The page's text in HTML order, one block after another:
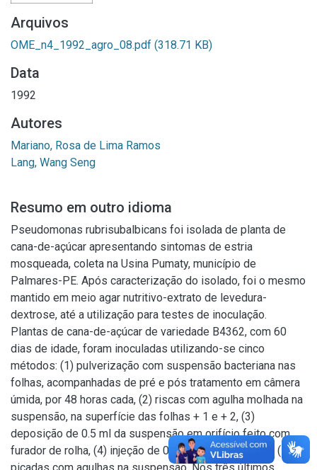
Arquivos
OME_n4_1992_agro_08.pdf (318.71 KB)
Data
1992
Autores
Mariano, Rosa de Lima Ramos
Lang, Wang Seng
Resumo em outro idioma
Pseudomonas rubrisubalbicans foi isolada de planta de
cana-de-açúcar apresentando sintomas de estria
mosqueada, coleta na Usina Pumaty, município de
Palmares-PE. Após caracterização do isolado, foi o mesmo
mantido em meio agar nutritivo-extrato de levedura-
dextrose, até a utilização para testes de inoculação.
Plantas de cana-de-açúcar de variedade B4362, com 60
dias de idade, foram inoculadas utilizando-se cinco
métodos: (1) pulverização com suspensão bacteriana nas
folhas, acompanhadas de pré e pós tratamento em câmera
úmida, por 48 horas cada, (2) riscas com agulha molhada na
suspensão, na superfície das folhas + 1 e + 2, (3)
deposição de 0.5 ml da suspensão em orifício feito com
furador de rolha, (4) injeção de 0,5 ml da suspensão e (5)